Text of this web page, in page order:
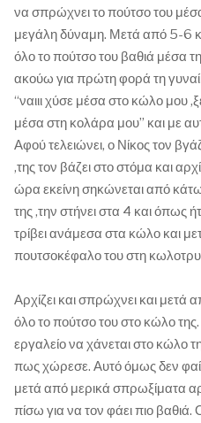
να σπρώχνει το πούτσο του
μεγάλη δύναμη. Μετά από 5-6
όλο το πούτσο του βαθιά μέσα
ακούω για πρώτη φορά τη
“ναιιι χύσε μέσα στο κώλο μου
μέσα στη κολάρα μου” και με
Αφού τελειώνει, ο Νίκος τον
,της τον βάζει στο στόμα και
ώρα εκείνη σηκώνεται από
της ,την στήνει στα 4 και όπως
τρίβει ανάμεσα στα κώλο και
πουτσοκέφαλο του στη
Αρχίζει και σπρώχνει και μετά
όλο το πούτσο του στο κώλο
εργαλείο να χάνεται στο κώλο
πως χώρεσε. Αυτό όμως δεν
μετά από μερικά σπρωξίματα
πίσω για να τον φάει πιο βαθιά.